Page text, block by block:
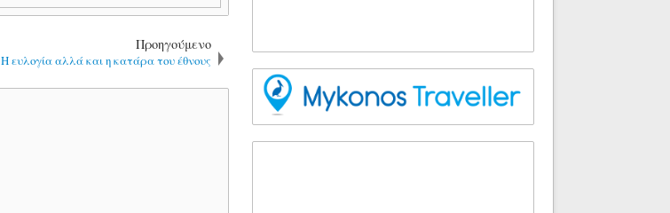
Προηγούμενο
Η ευλογία αλλά και η κατάρα του έθνους